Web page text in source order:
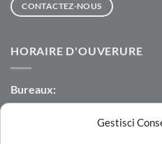
Gestisci
CONTACTEZ-NOUS
HORAIRE D'OUVERURE
Bureaux:
Lun-Jeu: 8:30-12:30 | 13:30-
Ven: 8:30-12:30 | 13:30-16:00